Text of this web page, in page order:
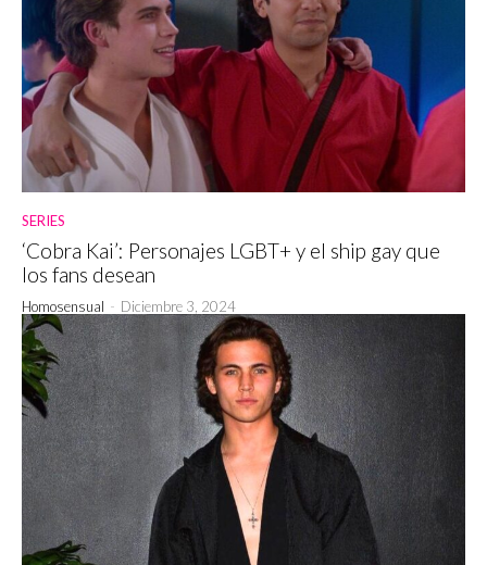
SERIES
‘Cobra Kai’: Personajes LGBT+ y el ship gay que
los fans desean
Homosensual - Diciembre 3, 2024